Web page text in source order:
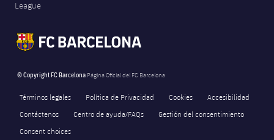
League
© Copyright FC Barcelona Página Oficial del FC Barcelona
Términos legales Política de Privacidad Cookies
Accesibilidad
Contáctenos
Centro de ayuda/FAQs
Gestión del consentimiento
Consent choices